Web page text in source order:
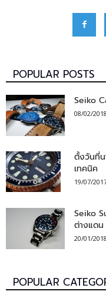
POPULAR POSTS
Seiko
08/02/2018
ตั้งวันที่
เทคนิค
19/07/
Seiko
ต่างแดน
20/01/2018
POPULAR